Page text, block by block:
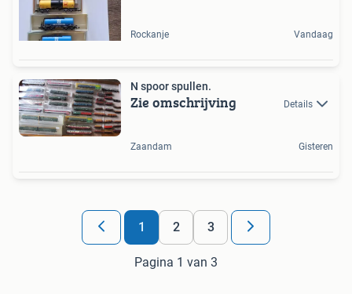
Rockanje Vandaag
N spoor spullen.
Zie omschrijving Details
Zaandam Gisteren
1 2 3
Pagina 1 van 3